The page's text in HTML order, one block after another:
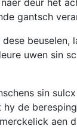
deur het
gantsch
beuselen,
uwen sin
sin
de
aen